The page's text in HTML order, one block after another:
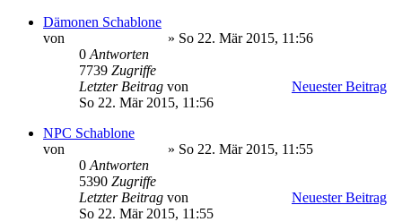
Dämonen Schablone
von
» So 22. Mär 2015, 11:56
0 Antworten
7739 Zugriffe
Letzter Beitrag von
Neuester Beitrag
So 22. Mär 2015, 11:56
NPC Schablone
von
» So 22. Mär 2015, 11:55
0 Antworten
5390 Zugriffe
Letzter Beitrag von
Neuester Beitrag
So 22. Mär 2015, 11:55